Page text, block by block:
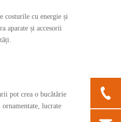
costurile cu energie și
aparate și accesorii
pot crea o bucătărie
lucrate